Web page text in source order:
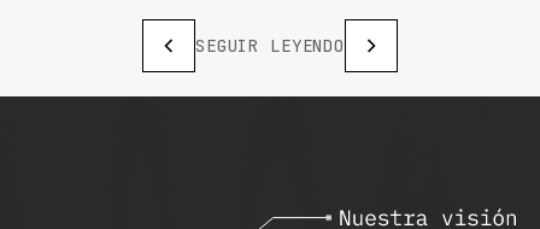
SEGUIR LEYENDO